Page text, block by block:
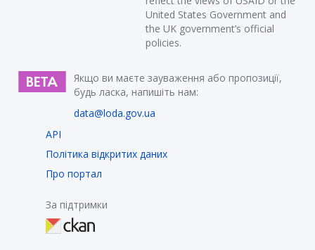
United States Government and
the UK government’s official
policies.
Якщо ви маєте зауваження або пропозиції,
будь ласка, напишіть нам:
data@loda.gov.ua
API
Політика відкритих даних
Про портал
За підтримки